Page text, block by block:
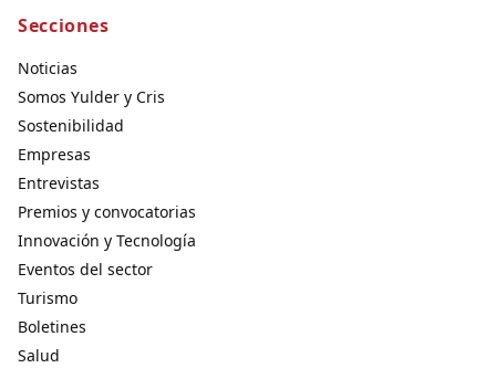
Secciones
Noticias
Somos Yulder y Cris
Sostenibilidad
Empresas
Entrevistas
Premios y convocatorias
Innovación y Tecnología
Eventos del sector
Turismo
Boletines
Salud